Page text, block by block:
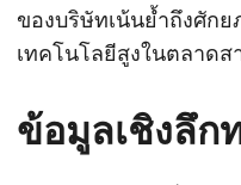
ของบริษัทเน้นย้ำถึงศัก
เทคโนโลยีสูงในตลาด
ข้อมูลเชิงลึก